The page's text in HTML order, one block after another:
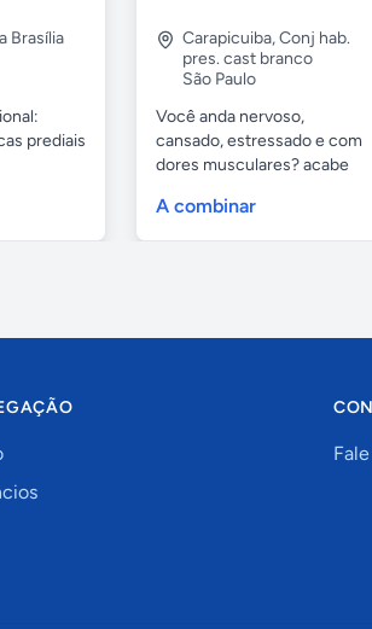
Brasília
prediais
Carapicuiba,Conj hab.
pres. cast branco
São Paulo
Você anda nervoso,
cansado, estressado e com
dores musculares? acabe
A combinar